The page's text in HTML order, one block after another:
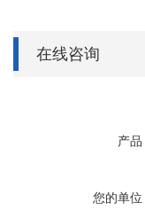
在线咨询
产品
您的单位